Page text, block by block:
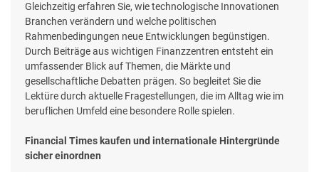
Gleichzeitig erfahren Sie, wie technologische Innovationen
Branchen verändern und welche politischen
Rahmenbedingungen neue Entwicklungen begünstigen.
Durch Beiträge aus wichtigen Finanzzentren entsteht ein
umfassender Blick auf Themen, die Märkte und
gesellschaftliche Debatten prägen. So begleitet Sie die
Lektüre durch aktuelle Fragestellungen, die im Alltag wie im
beruflichen Umfeld eine besondere Rolle spielen.
Financial Times kaufen und internationale Hintergründe
sicher einordnen